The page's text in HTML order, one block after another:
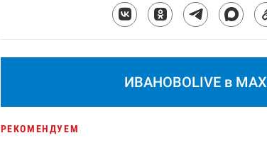
ИВАНОВОLIVE в MAX
РЕКОМЕНДУЕМ